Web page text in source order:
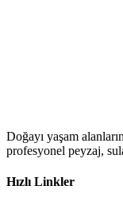
Doğayı yaşam
profesyonel peyzaj,
Hızlı Linkler